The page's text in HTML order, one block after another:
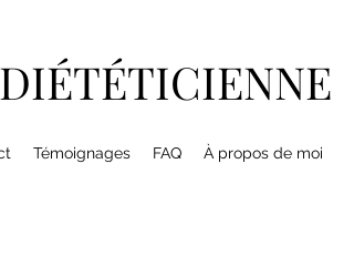
Témoignages FAQ À propos de moi